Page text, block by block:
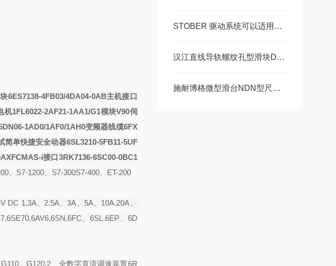
STOBER 驱动系统可以适用于配合精度高自由扩展 – 方案。 ‍
汉江直线导轨螺纹孔型滑块DA15AADA20AADA20AAL
施耐博格微型滑台NDN型尺寸05，1，2，60精密轴承选型
6ES7138-4FB03/4DA04-0AB主机接口
机1FL6022-2AF21-1AA1/G1模块V90伺
1AD0/1AF0/1AH0变频器线缆6FX
简单快捷安全动器6SL3210-5FB11-5UF
FCMAS-i接口3RK7136-6SC00-0BC1
、S7-1200、S7-300S7-400、ET-200
1.3A、2.5A、3A、5A、10A.20A、
、6SL.6EP、6D
、G120.2、全数字直流调速装置6R